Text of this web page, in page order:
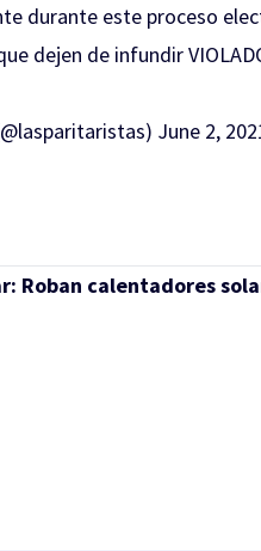
durante este proceso
dejen de infundir
June 2,
Roban calentadores